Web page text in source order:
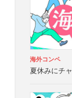
海外コンペ
夏休みにチ